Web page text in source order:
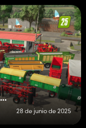
Vehículos y herramientas FS19 (H-K)
28 de junio de 2025